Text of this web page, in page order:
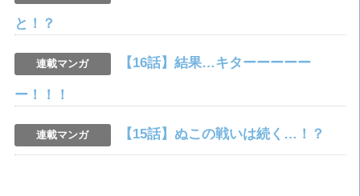
と！？
連載マンガ 【16話】結果…キターーーーー
ー！！！
連載マンガ 【15話】ぬこの戦いは続く…！？